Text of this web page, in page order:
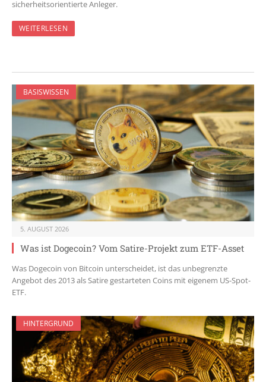
sicherheitsorientierte Anleger.
WEITERLESEN
BASISWISSEN
5. AUGUST 2026
Was ist Dogecoin? Vom Satire-Projekt zum ETF-Asset
Was Dogecoin von Bitcoin unterscheidet, ist das unbegrenzte
Angebot des 2013 als Satire gestarteten Coins mit eigenem US-Spot-
ETF.
HINTERGRUND